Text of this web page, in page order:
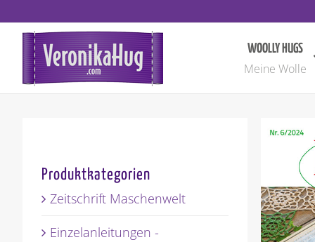
Inhalt
springen
WOOLLY HUGS
Meine Wolle
Produktkategorien
Zeitschrift Maschenwelt
Einzelanleitungen -